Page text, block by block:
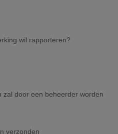
wil rapporteren?
zal door een beheerder worden
verzonden